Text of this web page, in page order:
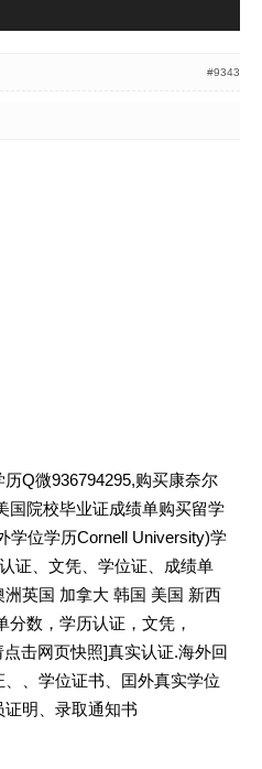
#9343
Q微936794295,购买康奈尔
国院校毕业证成绩单购买留学
学位学历Cornell University)学
证、文凭、学位证、成绩单
英国 加拿大 韩国 美国 新西
分数，学历认证，文凭，
击网页快照]真实认证.海外回
、学位证书、囯外真实学位
明、录取通知书